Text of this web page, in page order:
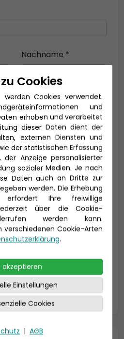
Nachname *
Cookies
Cookies verwendet.
und
erhoben und verarbeitet
dieser Daten dient der
externen Diensten und
der statistischen Erfassung
der Anzeige personalisierter
sozialer Medien. Je nach
Daten auch an Dritte zur
werden. Die Erhebung
erfordert Ihre freiwillige
über die Cookie-
werden kann.
verschiedenen Cookie-Arten
.
akzeptieren
Einstellungen
Cookies
| AGB